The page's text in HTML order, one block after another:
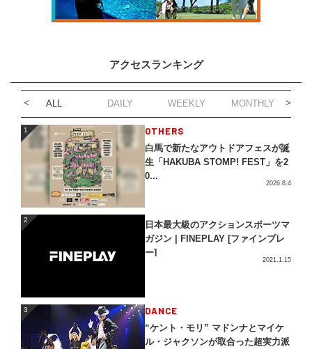
アクセスランキング
ALL DAILY WEEKLY MONTHLY
1 OTHERS
白馬で新たなアウトドアフェスが誕
生「HAKUBA STOMP! FEST」を2
0...
2026.8.4
2
日本最大級のアクションスポーツマ
ガジン | FINEPLAY [ファインプレ
ー]
2021.1.15
3 DANCE
“ケント・モリ” マドンナとマイケ
ル・ジャクソンが取合った超実力派